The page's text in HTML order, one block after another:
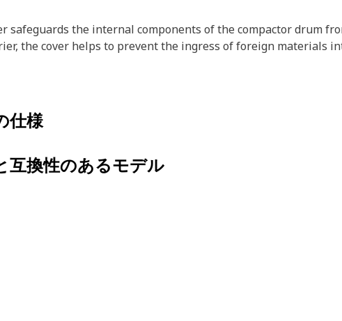
safeguards the internal components of the compactor drum
the cover helps to prevent the ingress of foreign
仕様
互換性のあるモデル